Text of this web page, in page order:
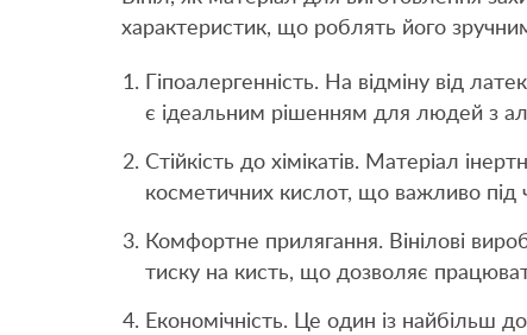
характеристик, що роблять його
Гіпоалергенність. На відміну від
є ідеальним рішенням для людей з
Стійкість до хімікатів. Матеріал
косметичних кислот, що важливо під
Комфортне прилягання. Вінілові
тиску на кисть, що дозволяє
Економічність. Це один із найбільш